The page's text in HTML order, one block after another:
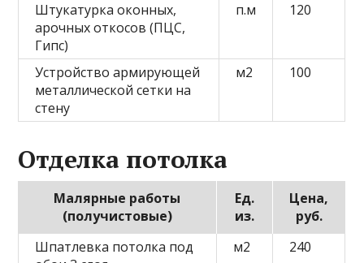
Штукатурка оконных,
арочных откосов (ПЦС,
Гипс)
п.м 120
Устройство армирующей
металлической сетки на
стену
м2 100
Отделка потолка
Малярные работы
(получистовые)
Ед.
из.
Цена,
руб.
Шпатлевка потолка под
м2 240